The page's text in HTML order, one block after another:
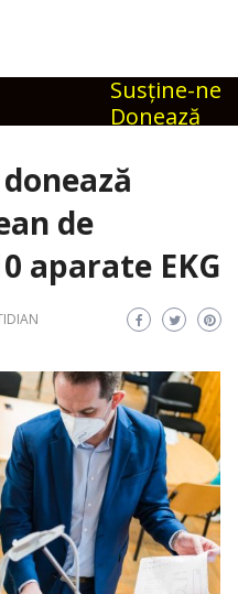
Susţine-ne
Donează
de
aparate EKG